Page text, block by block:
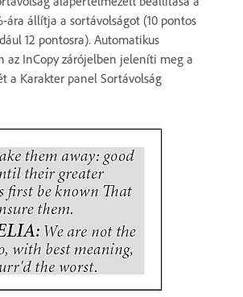
ára állítja a sortávolságot (10 pontos
12 pontosra). Automatikus
az InCopy zárójelben jeleníti meg a
a Karakter panel Sortávolság